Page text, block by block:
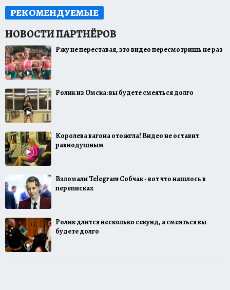
РЕКОМЕНДУЕМЫЕ
Ржу не переставая, это видео пересмотришь не раз
Ролик из Омска: вы будете смеяться долго
Королева вагона отожгла! Видео не оставит
равнодушным
Взломали Telegram Собчак - вот что нашлось в
переписках
Ролик длится несколько секунд, а смеяться вы
будете долго